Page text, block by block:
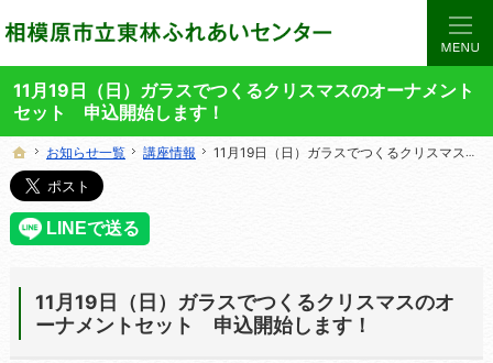
11月19日（日）ガラスでつくるクリスマスのオーナメント
セット 申込開始します！
ホーム
お知らせ一覧 講座情報 11月19日（日）ガラスでつくるクリスマスのオーナメントセット 申込開始します！
11月19日（日）ガラスでつくるクリスマスのオ
ーナメントセット 申込開始します！
ホーム
お知らせ一覧 講座情報 11月19日（日）ガラスでつくるクリスマスのオーナメントセット 申込開始します！